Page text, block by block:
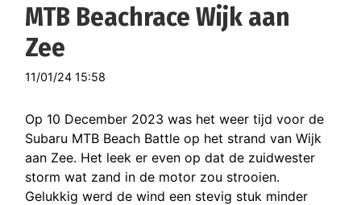
MTB Beachrace Wijk aan
Zee
11/01/24 15:58
Op 10 December 2023 was het weer tijd voor de
Subaru MTB Beach Battle op het strand van Wijk
aan Zee. Het leek er even op dat de zuidwester
storm wat zand in de motor zou strooien.
Gelukkig werd de wind een stevig stuk minder